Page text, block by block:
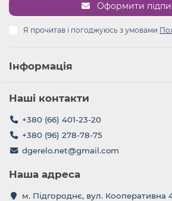
Оформити
Я прочитав і погоджуюсь з умовами
Інформація
Наші контакти
+380 (66) 401-23-20
+380 (96) 278-78-75
dgerelo.net@gmail.com
Наша адреса
м. Підгороднє, вул. Кооперативна